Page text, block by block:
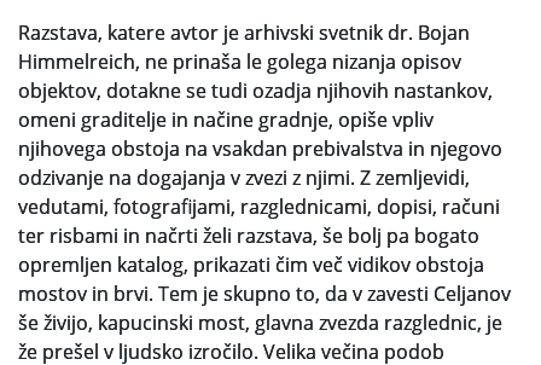
Razstava, katere avtor je arhivski svetnik dr. Bojan
Himmelreich, ne prinaša le golega nizanja opisov
objektov, dotakne se tudi ozadja njihovih nastankov,
omeni graditelje in načine gradnje, opiše vpliv
njihovega obstoja na vsakdan prebivalstva in njegovo
odzivanje na dogajanja v zvezi z njimi. Z zemljevidi,
vedutami, fotografijami, razglednicami, dopisi, računi
ter risbami in načrti želi razstava, še bolj pa bogato
opremljen katalog, prikazati čim več vidikov obstoja
mostov in brvi. Tem je skupno to, da v zavesti Celjanov
še živijo, kapucinski most, glavna zvezda razglednic, je
že prešel v ljudsko izročilo. Velika večina podob